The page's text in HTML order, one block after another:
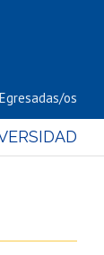
Egresadas/os